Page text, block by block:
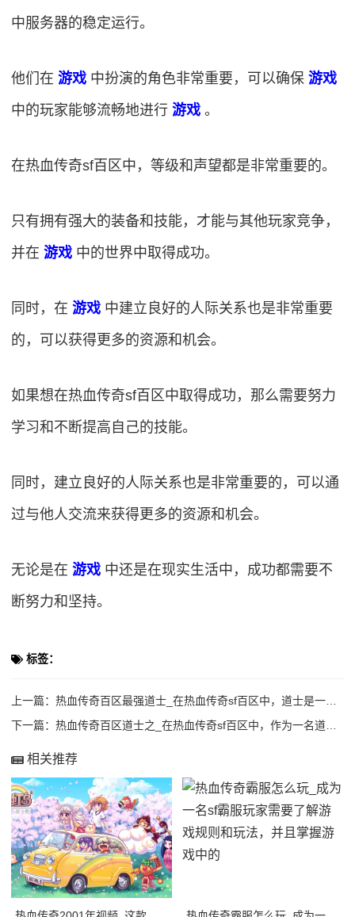
中服务器的稳定运行。
他们在 游戏 中扮演的角色非常重要，可以确保 游戏
中的玩家能够流畅地进行 游戏 。
在热血传奇sf百区中，等级和声望都是非常重要的。
只有拥有强大的装备和技能，才能与其他玩家竞争，
并在 游戏 中的世界中取得成功。
同时，在 游戏 中建立良好的人际关系也是非常重要
的，可以获得更多的资源和机会。
如果想在热血传奇sf百区中取得成功，那么需要努力
学习和不断提高自己的技能。
同时，建立良好的人际关系也是非常重要的，可以通
过与他人交流来获得更多的资源和机会。
无论是在 游戏 中还是在现实生活中，成功都需要不
断努力和坚持。
标签：
上一篇： 热血传奇百区最强道士_在热血传奇sf百区中，道士是一个强大的职业，拥有强大的治疗
下一篇： 热血传奇百区道士之_在热血传奇sf百区中，作为一名道士，我一直以来都非常喜欢和玩
相关推荐